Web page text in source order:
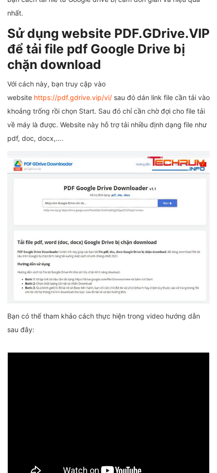
nhất.
Sử dụng website PDF.GDrive.VIP
để tải file pdf Google Drive bị
chặn download
Với cách này, bạn truy cập vào
website https://pdf.gdrive.vip/vi/ sau đó dán link file cần tải vào
khoảng trống rồi chọn Start. Sau đó chỉ cần chờ đợi cho file tải
về máy là được. Website này hỗ trợ tải nhiều định dạng file như
pdf, doc, docx,….
Bạn có thể tham khảo cách thực hiện trong video hướng dẫn
sau đây: